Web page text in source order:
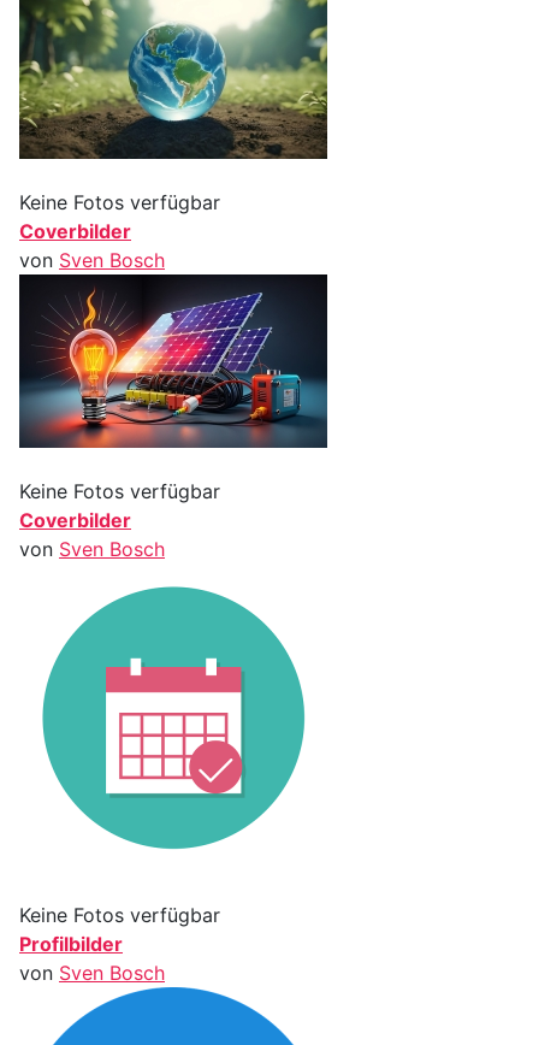
Keine Fotos verfügbar
Coverbilder
von Sven Bosch
Keine Fotos verfügbar
Coverbilder
von Sven Bosch
Keine Fotos verfügbar
Profilbilder
von Sven Bosch